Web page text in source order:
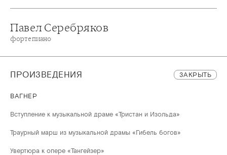
Павел Серебряков
фортепиано
ПРОИЗВЕДЕНИЯ ЗАКРЫТЬ
ВАГНЕР
Вступление к музыкальной драме «Тристан и Изольда»
Траурный марш из музыкальной драмы «Гибель богов»
Увертюра к опере «Тангейзер»